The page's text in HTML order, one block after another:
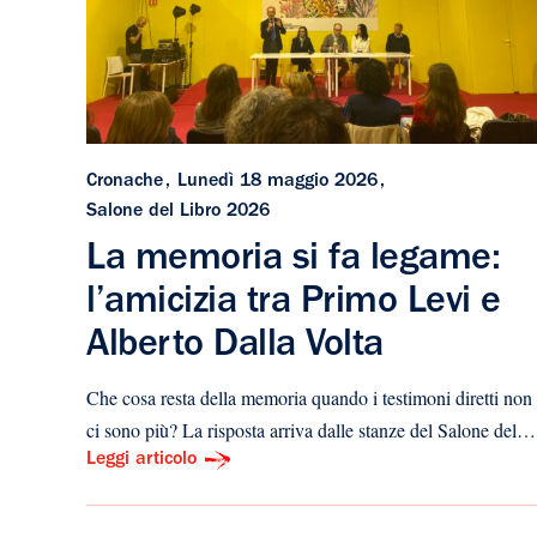
Cronache
Lunedì 18 maggio 2026
Salone del Libro 2026
La memoria si fa legame:
l’amicizia tra Primo Levi e
Alberto Dalla Volta
​Che cosa resta della memoria quando i testimoni diretti non
ci sono più? La risposta arriva dalle stanze del Salone del…
Leggi articolo